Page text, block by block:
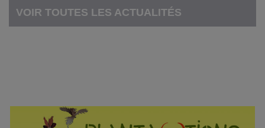
VOIR TOUTES LES ACTUALITÉS